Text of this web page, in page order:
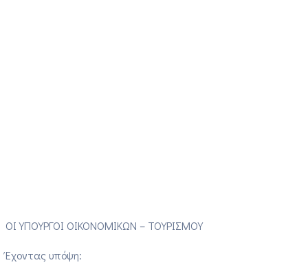
ΟΙ ΥΠΟΥΡΓΟΙ ΟΙΚΟΝΟΜΙΚΩΝ – ΤΟΥΡΙΣΜΟΥ
Έχοντας υπόψη: